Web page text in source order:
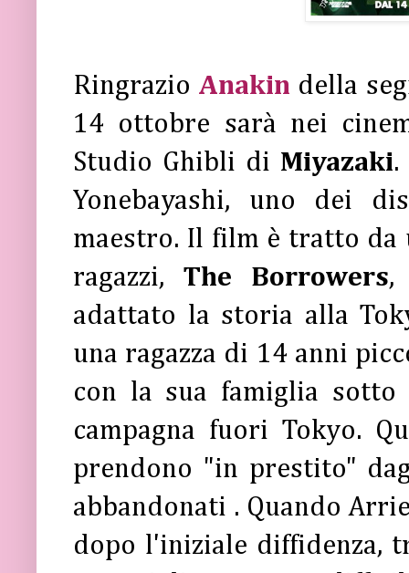
Ringrazio Anakin della
14 ottobre sarà nei
Studio Ghibli di Miyazaki.
Yonebayashi, uno dei
maestro. Il film è tratto da
ragazzi, The Borrowers,
adattato la storia alla
una ragazza di 14 anni
con la sua famiglia
campagna fuori Tokyo.
prendono "in prestito"
abbandonati . Quando
dopo l'iniziale diffidenza,